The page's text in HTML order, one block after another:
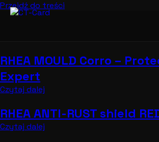
Przejdź do treści
↵
RHEA MOULD Corro –
Expert
Czytaj dalej
RHEA ANTI-RUST shield
Czytaj dalej